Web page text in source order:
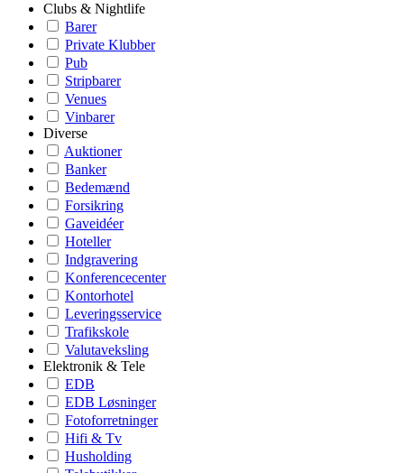
Clubs & Nightlife
Barer
Private Klubber
Pub
Stripbarer
Venues
Vinbarer
Diverse
Auktioner
Banker
Bedemænd
Forsikring
Gaveidéer
Hoteller
Indgravering
Konferencecenter
Kontorhotel
Leveringsservice
Trafikskole
Valutaveksling
Elektronik & Tele
EDB
EDB Løsninger
Fotoforretninger
Hifi & Tv
Husholding